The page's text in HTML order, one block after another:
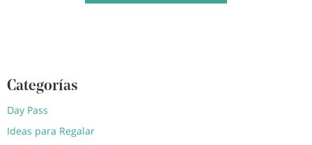
Categorías
Day Pass
Ideas para Regalar